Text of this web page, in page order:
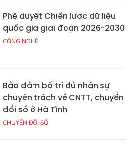
Phê duyệt Chiến lược dữ liệu
quốc gia giai đoạn 2026-2030
CÔNG NGHỆ
Bảo đảm bố trí đủ nhân sự
chuyên trách về CNTT, chuyển
đổi số ở Hà Tĩnh
CHUYỂN ĐỔI SỐ